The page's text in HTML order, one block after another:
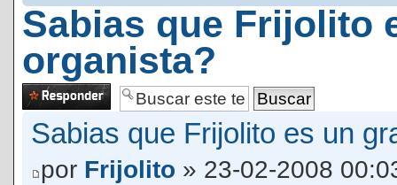
Sabias que Frijolito
organista?
Publicar una
respuesta
Sabias que Frijolito es un
por Frijolito » 23-02-2008